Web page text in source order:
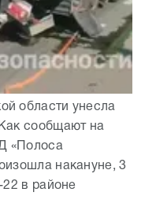
области унесла
сообщают на
«Полоса
накануне, 3
в районе